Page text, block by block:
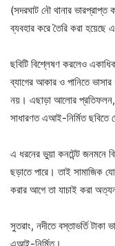
(সদরঘাট নৌ থানার ভারপ্রাপ্ত
ব্যবহার করে তৈরি করা
ছবিটি বিশ্লেষণ করলেও
ব্যাগের আকার ও পানিতে ভাসার
নয়। এছাড়া আলোর প্রতিফলন,
সাধারণত এআই-নির্মিত ছবিতে
এ ধরনের ভুয়া কনটেন্ট জনমনে
ছড়াতে পারে। তাই সামাজিক
করার আগে তা যাচাই করা
সুতরাং, নদীতে বস্তাভর্তি টাকা